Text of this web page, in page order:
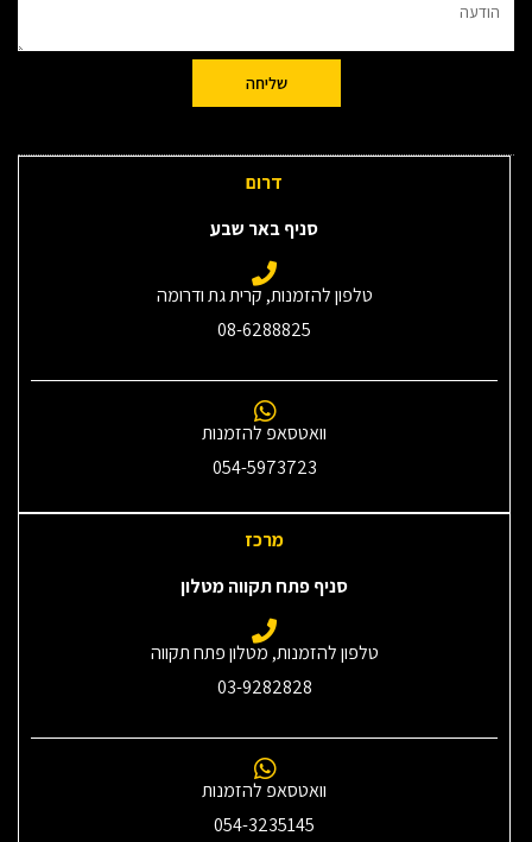
שליחה
דרום
סניף באר שבע
טלפון להזמנות, קרית גת ודרומה
08-6288825
וואטסאפ להזמנות
054-5973723
מרכז
סניף פתח תקווה מטלון
טלפון להזמנות, מטלון פתח תקווה
03-9282828
וואטסאפ להזמנות
054-3235145‎